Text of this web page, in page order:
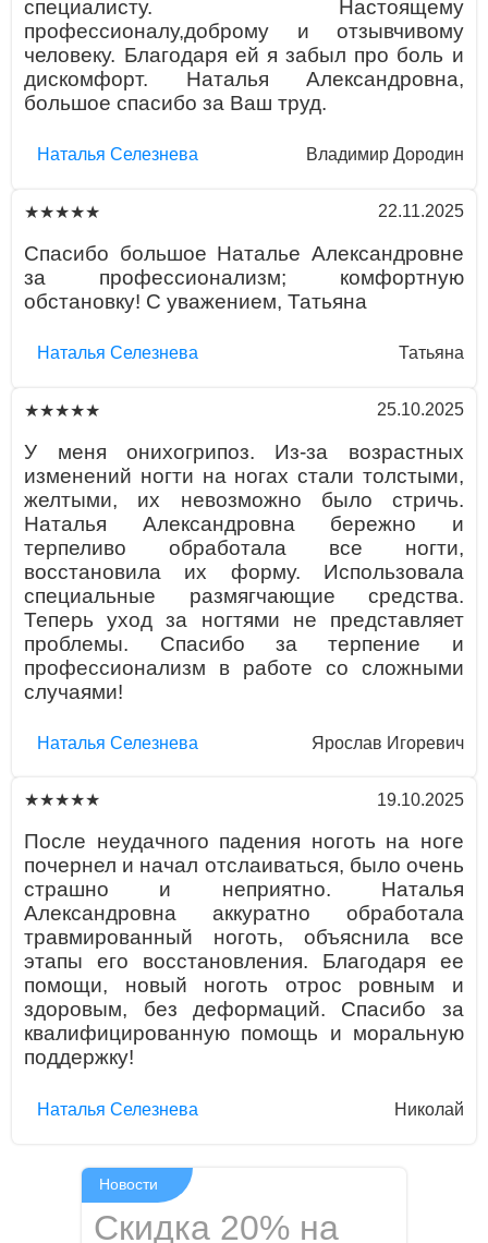
специалисту. Настоящему
профессионалу,доброму и отзывчивому
человеку. Благодаря ей я забыл про боль и
дискомфорт. Наталья Александровна,
большое спасибо за Ваш труд.
Наталья Селезнева Владимир Дородин
★★★★★ 22.11.2025
Спасибо большое Наталье Александровне
за профессионализм; комфортную
обстановку! С уважением, Татьяна
Наталья Селезнева Татьяна
★★★★★ 25.10.2025
У меня онихогрипоз. Из-за возрастных
изменений ногти на ногах стали толстыми,
желтыми, их невозможно было стричь.
Наталья Александровна бережно и
терпеливо обработала все ногти,
восстановила их форму. Использовала
специальные размягчающие средства.
Теперь уход за ногтями не представляет
проблемы. Спасибо за терпение и
профессионализм в работе со сложными
случаями!
Наталья Селезнева Ярослав Игоревич
★★★★★ 19.10.2025
После неудачного падения ноготь на ноге
почернел и начал отслаиваться, было очень
страшно и неприятно. Наталья
Александровна аккуратно обработала
травмированный ноготь, объяснила все
этапы его восстановления. Благодаря ее
помощи, новый ноготь отрос ровным и
здоровым, без деформаций. Спасибо за
квалифицированную помощь и моральную
поддержку!
Наталья Селезнева Николай
Скидка 20% на
Новости